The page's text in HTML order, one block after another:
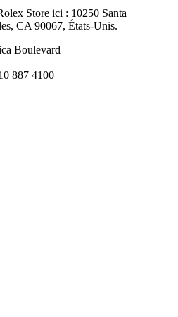
Store ici : 10250 Santa
CA 90067, États-Unis.
Boulevard
887 4100